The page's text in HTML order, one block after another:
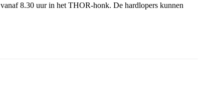
8.30 uur in het THOR-honk. De hardlopers kunnen